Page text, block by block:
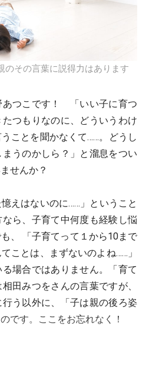
のその言葉に説得力はあります
あつこです！ 「いい子に育つ
つもりなのに、どういうわけ
ことを聞かなくて……。どうし
うのかしら？」と溜息をつい
せんか？
憶えはないのに……」ということ
ら、子育て中何度も経験し悩
、 「子育てって１から10まで
ことは、まずないのよね……」
場合ではありません。「育て
田みつをさんの言葉ですが、
う以外に、「子は親の後ろ姿
です。ここをお忘れなく！